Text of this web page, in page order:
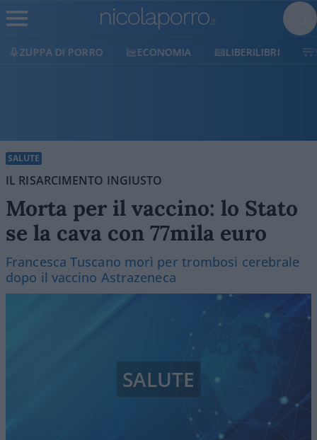
ECONOMIA LIBERILIBRI SHOP SOSTIENICI
SALUTE
IL RISARCIMENTO INGIUSTO
Morta per il vaccino: lo Stato
se la cava con 77mila euro
Francesca Tuscano morì per trombosi cerebrale
dopo il vaccino Astrazeneca
SALUTE